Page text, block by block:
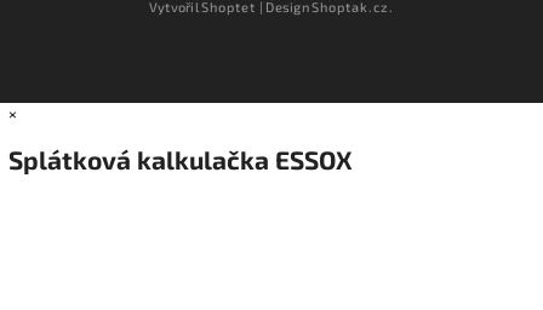
VytvořilShoptet | DesignShoptak.cz.
×
Splátková kalkulačka ESSOX